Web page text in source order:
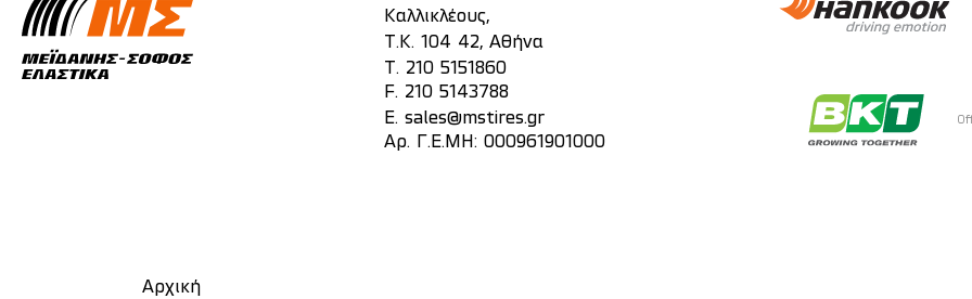
Καλλικλέους,
Τ.Κ. 104 42, Αθήνα
T. 210 5151860
F. 210 5143788
E. sales@mstires.gr
Αρ. Γ.Ε.ΜΗ: 000961901000
Αρχική